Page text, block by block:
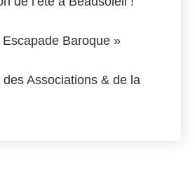
Baroque »
Associations & de la